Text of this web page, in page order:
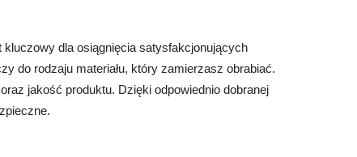
kluczowy dla osiągnięcia satysfakcjonujących
do rodzaju materiału, który zamierzasz obrabiać.
jakość produktu. Dzięki odpowiednio dobranej